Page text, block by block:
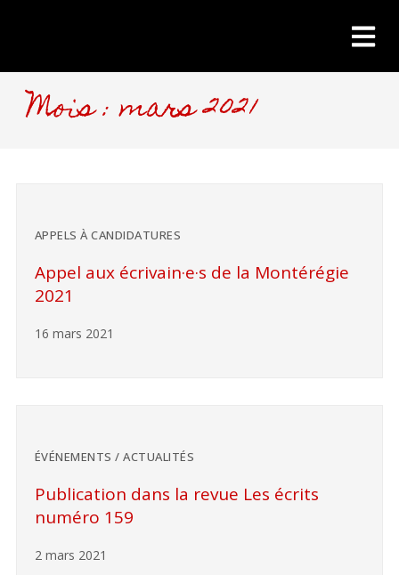
Mois : mars 2021
APPELS À CANDIDATURES
Appel aux écrivain·e·s de la Montérégie
2021
16 mars 2021
ÉVÉNEMENTS / ACTUALITÉS
Publication dans la revue Les écrits
numéro 159
2 mars 2021